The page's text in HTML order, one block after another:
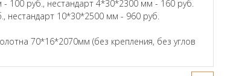
100 руб., нестандарт 4*30*2300 мм - 160 руб.
нестандарт 10*30*2500 мм - 960 руб.
70*16*2070мм (без крепления, без углов